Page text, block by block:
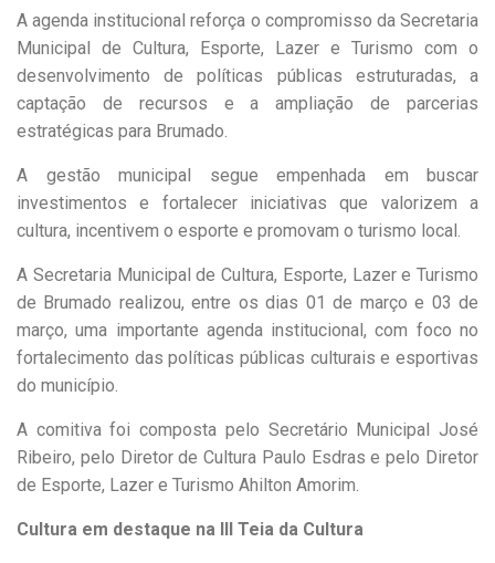
A agenda institucional reforça o compromisso da Secretaria
Municipal de Cultura, Esporte, Lazer e Turismo com o
desenvolvimento de políticas públicas estruturadas, a
captação de recursos e a ampliação de parcerias
estratégicas para Brumado.
A gestão municipal segue empenhada em buscar
investimentos e fortalecer iniciativas que valorizem a
cultura, incentivem o esporte e promovam o turismo local.
A Secretaria Municipal de Cultura, Esporte, Lazer e Turismo
de Brumado realizou, entre os dias 01 de março e 03 de
março, uma importante agenda institucional, com foco no
fortalecimento das políticas públicas culturais e esportivas
do município.
A comitiva foi composta pelo Secretário Municipal José
Ribeiro, pelo Diretor de Cultura Paulo Esdras e pelo Diretor
de Esporte, Lazer e Turismo Ahilton Amorim.
Cultura em destaque na III Teia da Cultura